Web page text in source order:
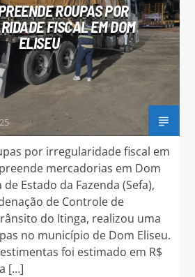
ROUPAS POR
FISCAL EM DOM
ELISEU
por irregularidade fiscal em
mercadorias em Dom
Estado da Fazenda (Sefa),
de Controle de
do Itinga, realizou uma
no município de Dom Eliseu.
foi estimado em R$
[…]